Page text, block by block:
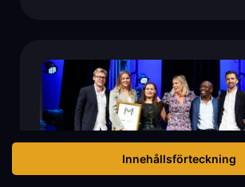
Innehållsförteckning